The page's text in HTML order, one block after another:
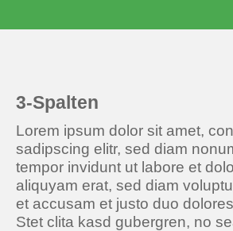
3-Spalten
Lorem ipsum dolor sit amet,
sadipscing elitr, sed diam
tempor invidunt ut labore et
aliquyam erat, sed diam
et accusam et justo duo
Stet clita kasd gubergren, no